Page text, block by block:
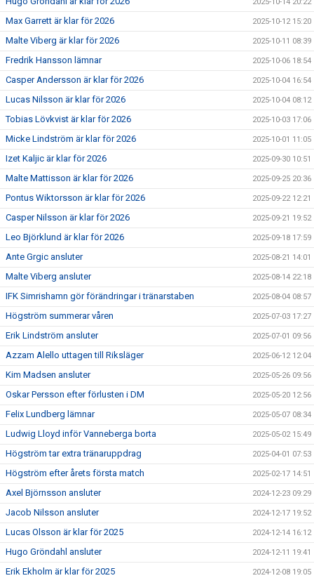
Max Garrett är klar för 2026 2025-10-12 15:20
Malte Viberg är klar för 2026 2025-10-11 08:39
Fredrik Hansson lämnar 2025-10-06 18:54
Casper Andersson är klar för 2026 2025-10-04 16:54
Lucas Nilsson är klar för 2026 2025-10-04 08:12
Tobias Lövkvist är klar för 2026 2025-10-03 17:06
Micke Lindström är klar för 2026 2025-10-01 11:05
Izet Kaljic är klar för 2026 2025-09-30 10:51
Malte Mattisson är klar för 2026 2025-09-25 20:36
Pontus Wiktorsson är klar för 2026 2025-09-22 12:21
Casper Nilsson är klar för 2026 2025-09-21 19:52
Leo Björklund är klar för 2026 2025-09-18 17:59
Ante Grgic ansluter 2025-08-21 14:01
Malte Viberg ansluter 2025-08-14 22:18
IFK Simrishamn gör förändringar i tränarstaben 2025-08-04 08:57
Högström summerar våren 2025-07-03 17:27
Erik Lindström ansluter 2025-07-01 09:56
Azzam Alello uttagen till Riksläger 2025-06-12 12:04
Kim Madsen ansluter 2025-05-26 09:56
Oskar Persson efter förlusten i DM 2025-05-20 12:56
Felix Lundberg lämnar 2025-05-07 08:34
Ludwig Lloyd inför Vanneberga borta 2025-05-02 15:49
Högström tar extra tränaruppdrag 2025-04-01 07:53
Högström efter årets första match 2025-02-17 14:51
Axel Björnsson ansluter 2024-12-23 09:29
Jacob Nilsson ansluter 2024-12-17 19:52
Lucas Olsson är klar för 2025 2024-12-14 16:12
Hugo Gröndahl ansluter 2024-12-11 19:41
Erik Ekholm är klar för 2025 2024-12-08 19:05